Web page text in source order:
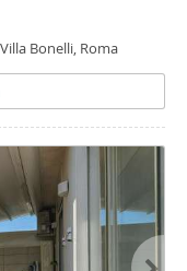
Bonelli, Roma